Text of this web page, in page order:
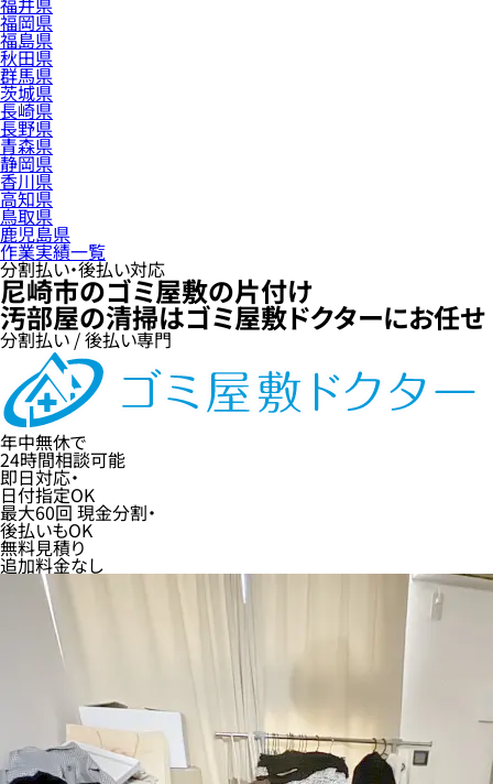
福岡県
福島県
秋田県
群馬県
茨城県
長崎県
長野県
青森県
静岡県
香川県
高知県
鳥取県
鹿児島県
作業実績一覧
分割払い・後払い対応
尼崎市のゴミ屋敷の片付け
汚部屋の清掃はゴミ屋敷ドクターにお任せ
分割払い / 後払い専門
年中無休で
24時間相談可能
即日対応・
日付指定OK
最大60回 現金分割・
後払いもOK
無料見積り
追加料金なし